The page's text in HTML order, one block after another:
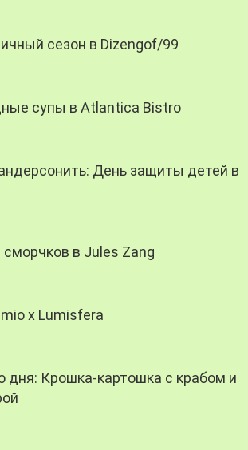
сезон в Dizengof/99
супы в Atlantica Bistro
День защиты детей в
сморчков в Jules Zang
x Lumisfera
дня: Крошка-картошка с крабом и